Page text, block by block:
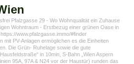
Pfalzgasse 29 - Wo Wohnqualität ein Zuhause
Wohntraum - Erstbezug einer grünen Oase in
www.pfalzgasse.immo/#finder
mit PV-Anlagen ermöglichen es die Einheiten
Die Grün- Ruhelage sowie die gute
in 10min, S-Bahn „Wien Aspern
95A, 97A & N24 vor der Haustür) runden das